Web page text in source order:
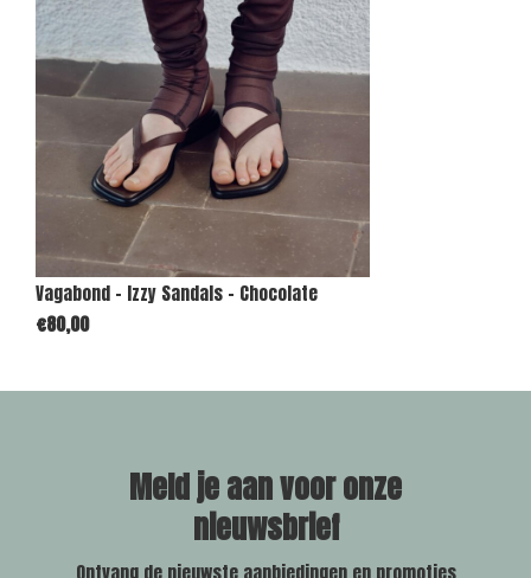
Vagabond - Izzy Sandals - Chocolate
€80,00
Meld je aan voor onze
nieuwsbrief